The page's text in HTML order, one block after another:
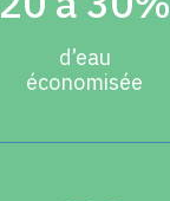
d’eau
économisée